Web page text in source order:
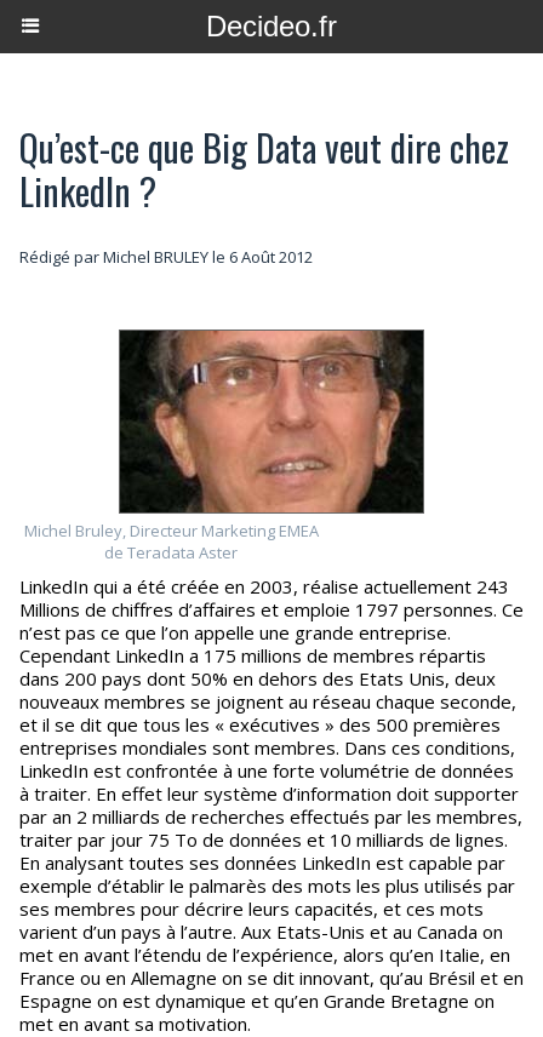
Decideo.fr
Qu’est-ce que Big Data veut dire chez
LinkedIn ?
Rédigé parMichel BRULEYle 6 Août 2012
Michel Bruley, Directeur Marketing EMEA
de Teradata Aster
LinkedIn qui a été créée en 2003, réalise actuellement 243
Millions de chiffres d’affaires et emploie 1797 personnes. Ce
n’est pas ce que l’on appelle une grande entreprise.
Cependant LinkedIn a 175 millions de membres répartis
dans 200 pays dont 50% en dehors des Etats Unis, deux
nouveaux membres se joignent au réseau chaque seconde,
et il se dit que tous les « exécutives » des 500 premières
entreprises mondiales sont membres. Dans ces conditions,
LinkedIn est confrontée à une forte volumétrie de données
à traiter. En effet leur système d’information doit supporter
par an 2 milliards de recherches effectués par les membres,
traiter par jour 75 To de données et 10 milliards de lignes.
En analysant toutes ses données LinkedIn est capable par
exemple d’établir le palmarès des mots les plus utilisés par
ses membres pour décrire leurs capacités, et ces mots
varient d’un pays à l’autre. Aux Etats-Unis et au Canada on
met en avant l’étendu de l’expérience, alors qu’en Italie, en
France ou en Allemagne on se dit innovant, qu’au Brésil et en
Espagne on est dynamique et qu’en Grande Bretagne on
met en avant sa motivation.